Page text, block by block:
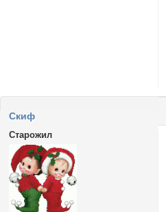
Cкиф
Старожил